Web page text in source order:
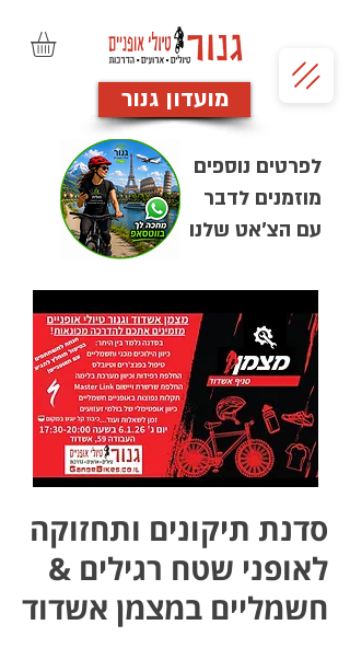
מועדון גנור
לפרטים נוספים
מוזמנים לדבר
עם הצ'אט שלנו
סדנת תיקונים ותחזוקה
לאופני שטח רגילים &
חשמליים במצמן אשדוד